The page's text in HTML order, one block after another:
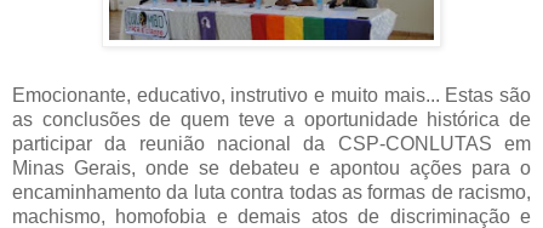
Emocionante, educativo, instrutivo e muito mais... Estas são
as conclusões de quem teve a oportunidade histórica de
participar da reunião nacional da CSP-CONLUTAS em
Minas Gerais, onde se debateu e apontou ações para o
encaminhamento da luta contra todas as formas de racismo,
machismo, homofobia e demais atos de discriminação e